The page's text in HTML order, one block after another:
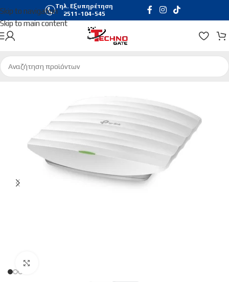
Skip to navigation
Skip to main content
Τηλ. Εξυπηρέτηση
2511-104-545
Αρχική σελίδα/Δικτυακά/Access points | Extenders | Repeaters